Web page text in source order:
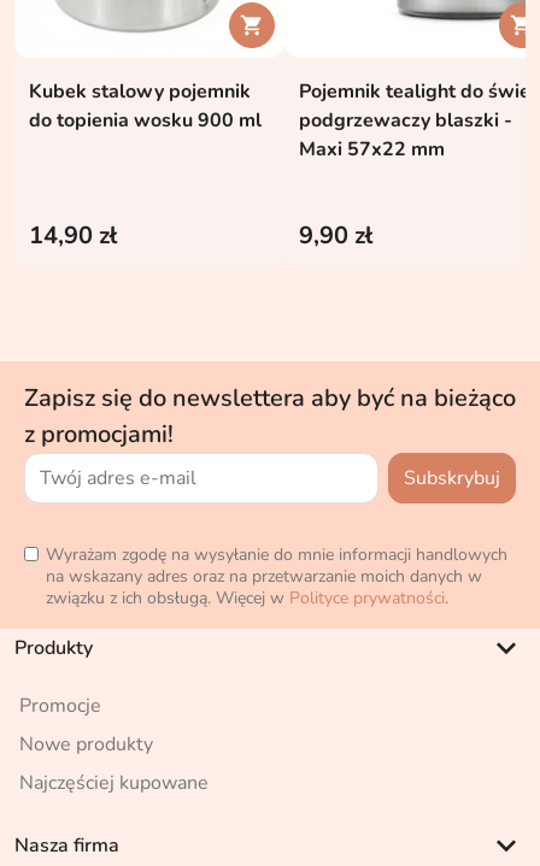

Kubek stalowy pojemnik
do topienia wosku 900 ml
14,90 zł

Pojemnik tealight do świec
podgrzewaczy blaszki -
Maxi 57x22 mm
9,90 zł
Zapisz się do newslettera aby być na bieżąco
z promocjami!
Wyrażam zgodę na wysyłanie do mnie informacji handlowych
na wskazany adres oraz na przetwarzanie moich danych w
związku z ich obsługą. Więcej w Polityce prywatności.
Produkty keyboard_arrow_down
Promocje
Nowe produkty
Najczęściej kupowane
Nasza firma keyboard_arrow_down